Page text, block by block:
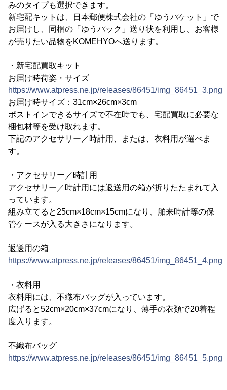
みのタイプも選択できます。
新宅配キットは、日本郵便株式会社の「ゆうパケット」で
お届けし、同梱の「ゆうパック」送り状を利用し、お客様
が売りたい品物をKOMEHYOへ送ります。
・新宅配買取キット
お届け時荷姿・サイズ
https://www.atpress.ne.jp/releases/86451/img_86451_3.png
お届け時サイズ：31cm×26cm×3cm
ポストインできるサイズで不在時でも、宅配買取に必要な
梱包材等を受け取れます。
下記のアクセサリー／時計用、または、衣料用が選べま
す。
・アクセサリー／時計用
アクセサリー／時計用には返送用の箱が折りたたまれて入
っています。
組み立てると25cm×18cm×15cmになり、舶来時計等の保
管ケースが入る大きさになります。
返送用の箱
https://www.atpress.ne.jp/releases/86451/img_86451_4.png
・衣料用
衣料用には、不織布バッグが入っています。
広げると52cm×20cm×37cmになり、薄手の衣類で20着程
度入ります。
不織布バッグ
https://www.atpress.ne.jp/releases/86451/img_86451_5.png